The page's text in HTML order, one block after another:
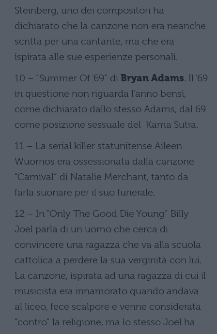
Steinberg, uno dei compositori ha
dichiarato che la canzone non era neanche
scritta per una cantante, ma che era
ispirata alle sue esperienze personali.
10 – “Summer Of ‘69” di Bryan Adams. Il ’69
in questione non riguarda l’anno bensì,
come dichiarato dallo stesso Adams, dal 69
come posizione sessuale del Kama Sutra.
11 – La serial killer statunitense Aileen
Wuornos era ossessionata dalla canzone
“Carnival” di Natalie Merchant, tanto da
farla suonare per il suo funerale.
12 – In “Only The Good Die Young” Billy
Joel parla di un uomo che cerca di
convincere una ragazza che va alla scuola
cattolica a perdere la sua verginità con lui.
La canzone, ispirata ad una ragazza di cui il
musicista era innamorato quando andava
al liceo, fece scalpore e venne considerata
“contro” la religione, ma lo stesso Joel ha